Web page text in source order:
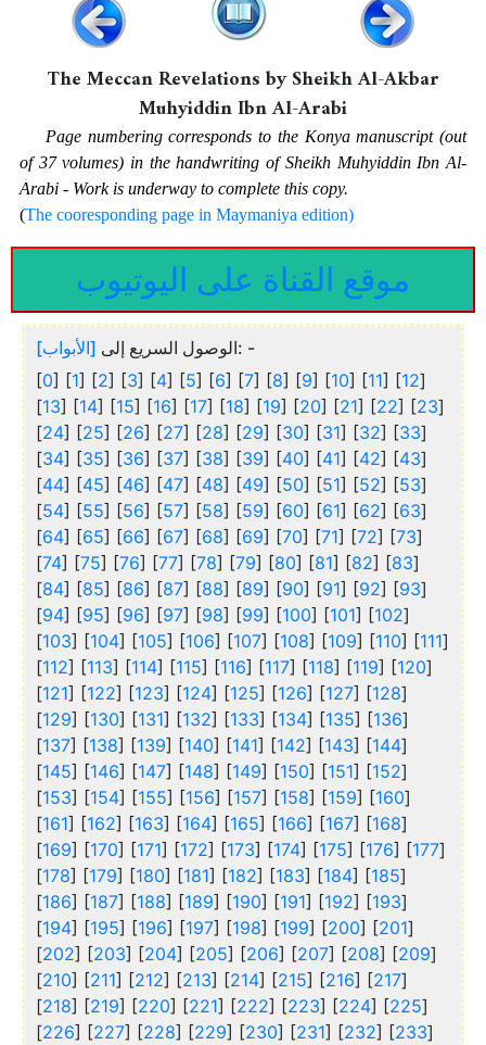
The Meccan Revelations by Sheikh Al-Akbar
Muhyiddin Ibn Al-Arabi
Page numbering corresponds to the Konya manuscript (out
of 37 volumes) in the handwriting of Sheikh Muhyiddin Ibn Al-
Arabi - Work is underway to complete this copy.
(The cooresponding page in Maymaniya edition)
موقع القناة على اليوتيوب
الوصول السريع إلى [الأبواب]
: -
[0] [1] [2] [3] [4] [5] [6] [7] [8] [9] [10] [11] [12]
[13] [14] [15] [16] [17] [18] [19] [20] [21] [22] [23]
[24] [25] [26] [27] [28] [29] [30] [31] [32] [33]
[34] [35] [36] [37] [38] [39] [40] [41] [42] [43]
[44] [45] [46] [47] [48] [49] [50] [51] [52] [53]
[54] [55] [56] [57] [58] [59] [60] [61] [62] [63]
[64] [65] [66] [67] [68] [69] [70] [71] [72] [73]
[74] [75] [76] [77] [78] [79] [80] [81] [82] [83]
[84] [85] [86] [87] [88] [89] [90] [91] [92] [93]
[94] [95] [96] [97] [98] [99] [100] [101] [102]
[103] [104] [105] [106] [107] [108] [109] [110] [111]
[112] [113] [114] [115] [116] [117] [118] [119] [120]
[121] [122] [123] [124] [125] [126] [127] [128]
[129] [130] [131] [132] [133] [134] [135] [136]
[137] [138] [139] [140] [141] [142] [143] [144]
[145] [146] [147] [148] [149] [150] [151] [152]
[153] [154] [155] [156] [157] [158] [159] [160]
[161] [162] [163] [164] [165] [166] [167] [168]
[169] [170] [171] [172] [173] [174] [175] [176] [177]
[178] [179] [180] [181] [182] [183] [184] [185]
[186] [187] [188] [189] [190] [191] [192] [193]
[194] [195] [196] [197] [198] [199] [200] [201]
[202] [203] [204] [205] [206] [207] [208] [209]
[210] [211] [212] [213] [214] [215] [216] [217]
[218] [219] [220] [221] [222] [223] [224] [225]
[226] [227] [228] [229] [230] [231] [232] [233]